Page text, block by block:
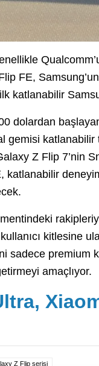
FE,
katlanabilir
dolardan
gemisi katlanabilir
Z Flip 7’nin
katlanabilir
kitlesine
premium
amaçlıyor.
Z Flip serisi